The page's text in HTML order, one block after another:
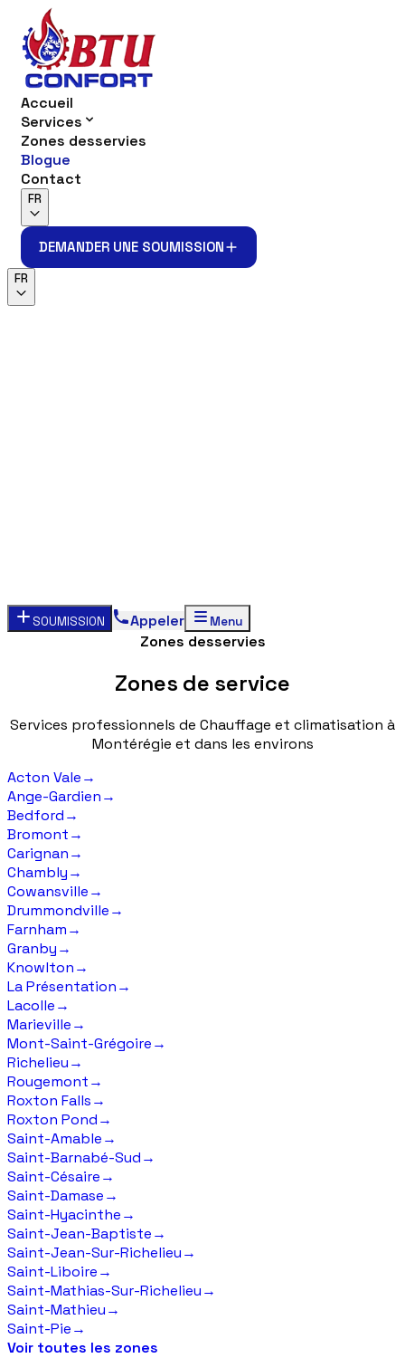
Accueil
Services
Zones desservies
Blogue
Contact
FR
DEMANDER UNE SOUMISSION
FR
SOUMISSION Appeler Menu
Zones desservies
Zones de service
Services professionnels de Chauffage et climatisation à
Montérégie et dans les environs
Acton Vale→
Ange-Gardien→
Bedford→
Bromont→
Carignan→
Chambly→
Cowansville→
Drummondville→
Farnham→
Granby→
Knowlton→
La Présentation→
Lacolle→
Marieville→
Mont-Saint-Grégoire→
Richelieu→
Rougemont→
Roxton Falls→
Roxton Pond→
Saint-Amable→
Saint-Barnabé-Sud→
Saint-Césaire→
Saint-Damase→
Saint-Hyacinthe→
Saint-Jean-Baptiste→
Saint-Jean-Sur-Richelieu→
Saint-Liboire→
Saint-Mathias-Sur-Richelieu→
Saint-Mathieu→
Saint-Pie→
Voir toutes les zones